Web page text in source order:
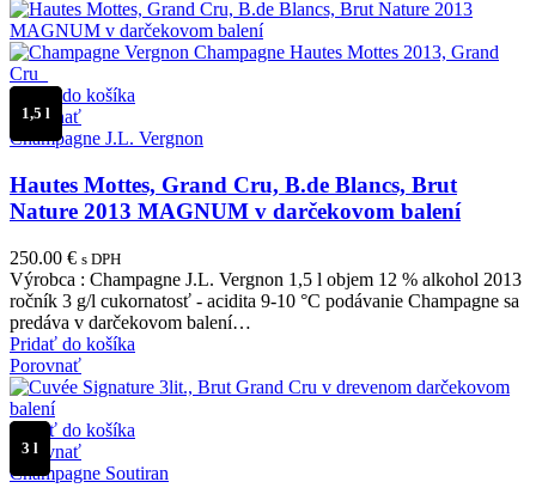
Pridať do košíka
Porovnať
Champagne J.L. Vergnon
Hautes Mottes, Grand Cru, B.de Blancs, Brut
Nature 2013 MAGNUM v darčekovom balení
250.00 € s DPH
1,5 l
Výrobca : Champagne J.L. Vergnon 1,5 l objem 12 % alkohol 2013
ročník 3 g/l cukornatosť - acidita 9-10 °C podávanie Champagne sa
predáva v darčekovom balení…
Pridať do košíka
Porovnať
Pridať do košíka
Porovnať
Champagne Soutiran
3 l